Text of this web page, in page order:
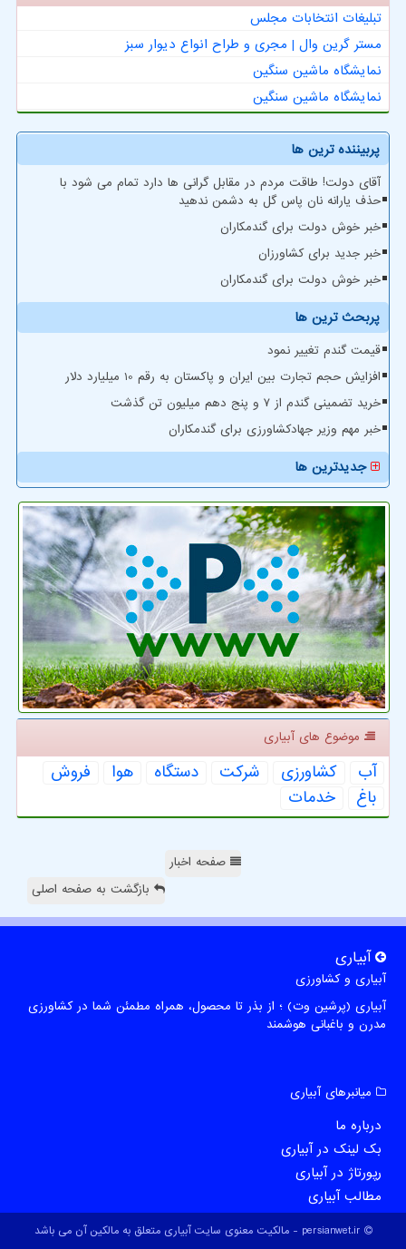
تبلیغات انتخابات مجلس
مستر گرین وال | مجری و طراح انواع دیوار سبز
نمایشگاه ماشین سنگین
نمایشگاه ماشین سنگین
پربیننده ترین ها
آقای دولت! طاقت مردم در مقابل گرانی ها دارد تمام می شود با
حذف یارانه نان پاس گل به دشمن ندهید
خبر خوش دولت برای گندمکاران
خبر جدید برای کشاورزان
خبر خوش دولت برای گندمکاران
پربحث ترین ها
قیمت گندم تغییر نمود
افزایش حجم تجارت بین ایران و پاکستان به رقم 10 میلیارد دلار
خرید تضمینی گندم از ۷ و پنج دهم میلیون تن گذشت
خبر مهم وزیر جهادکشاورزی برای گندمکاران
جدیدترین ها
موضوع های آبیاری
آب كشاورزی شركت دستگاه هوا
فروش
باغ
خدمات
صفحه اخبار
بازگشت به صفحه اصلی
آبیاری
آبیاری و کشاورزی
آبیاری (پرشین وت) ؛ از بذر تا محصول، همراه مطمئن شما در کشاورزی
مدرن و باغبانی هوشمند
میانبرهای آبیاری
درباره ما
بک لینک در آبیاری
رپورتاژ در آبیاری
مطالب آبیاری